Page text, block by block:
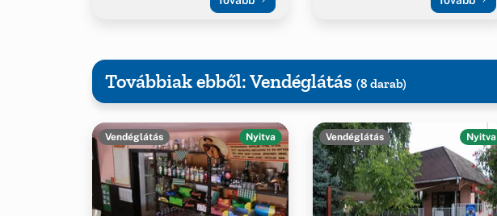
Továbbiak ebből: Vendéglátás (8 darab)
Vendéglátás Nyitva Vendéglátás Nyitva